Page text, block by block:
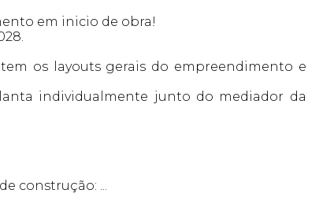
em inicio de obra!
os layouts gerais do empreendimento e
individualmente junto do mediador da
construção: ...